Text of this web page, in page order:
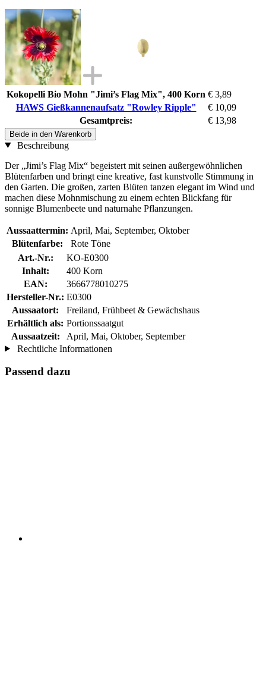
Kokopelli Bio Mohn "Jimi’s Flag Mix", 400 Korn € 3,89
HAWS Gießkannenaufsatz "Rowley Ripple"
€ 10,09
Gesamtpreis:
€ 13,98
Beide in den Warenkorb
Beschreibung
Der „Jimi’s Flag Mix“ begeistert mit seinen außergewöhnlichen
Blütenfarben und bringt eine kreative, fast kunstvolle Stimmung in
den Garten. Die großen, zarten Blüten tanzen elegant im Wind und
machen diese Mohnmischung zu einem echten Blickfang für
sonnige Blumenbeete und naturnahe Pflanzungen.
Aussaattermin: April, Mai, September, Oktober
Blütenfarbe:
Rote Töne
Art.-Nr.:
KO-E0300
Inhalt:
400 Korn
EAN:
3666778010275
Hersteller-Nr.: E0300
Aussaatort:
Freiland, Frühbeet & Gewächshaus
Erhältlich als: Portionssaatgut
Aussaatzeit:
April, Mai, Oktober, September
Rechtliche Informationen
Passend dazu